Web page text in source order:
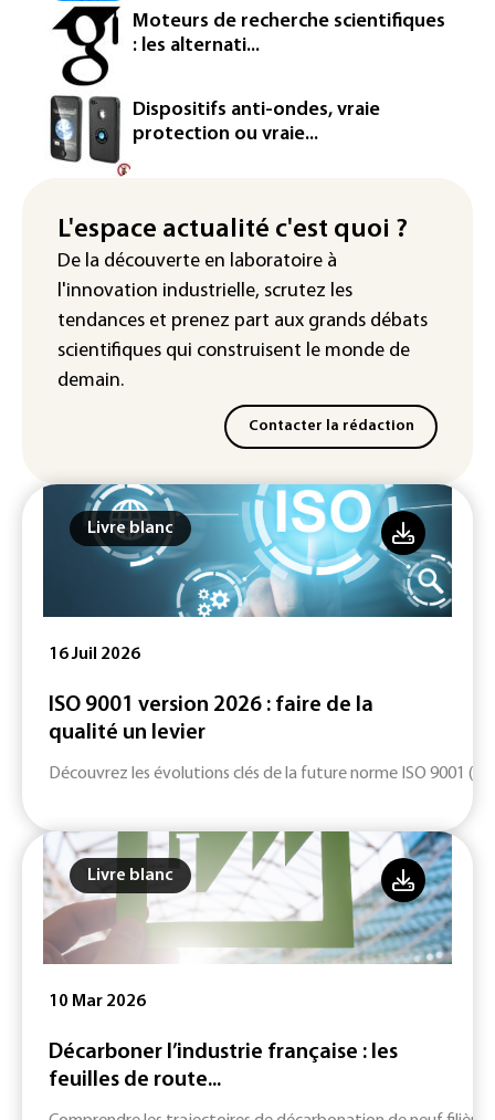
production d'électricité lors de l'éclipse
solaire
La métropole de Rouen porte plainte
contre BASF pour pollution aux PFAS
Canicule: à l'arrêt depuis fin juillet, la
centrale de Golfech reconnectée au
Véhicules de livraison autonomes: la
France ouvre la voie à leur
homologation
Moteurs de recherche scientifiques
: les alternati...
Dispositifs anti-ondes, vraie
protection ou vraie...
L'espace actualité c'est quoi ?
De la découverte en laboratoire à
l'innovation industrielle, scrutez les
tendances et prenez part aux grands débats
scientifiques qui construisent le monde de
demain.
Contacter la rédaction
Livre blanc
16 Juil 2026
ISO 9001 version 2026 : faire de la
qualité un levier
Découvrez les évolutions clés de la future norme ISO 9001
Livre blanc
10 Mar 2026
Décarboner l’industrie française : les
feuilles de route...